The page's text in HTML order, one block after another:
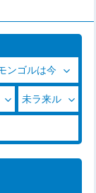
ンゴルは今
未ラ来ル